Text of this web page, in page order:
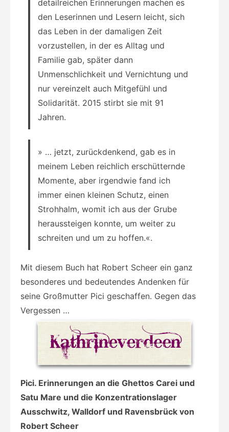
detailreichen Erinnerungen machen es
den Leserinnen und Lesern leicht, sich
das Leben in der damaligen Zeit
vorzustellen, in der es Alltag und
Familie gab, später dann
Unmenschlichkeit und Vernichtung und
nur vereinzelt auch Mitgefühl und
Solidarität. 2015 stirbt sie mit 91
Jahren.
» … jetzt, zurückdenkend, gab es in
meinem Leben reichlich erschütternde
Momente, aber irgendwie fand ich
immer einen kleinen Schutz, einen
Strohhalm, womit ich aus der Grube
heraussteigen konnte, um weiter zu
schreiten und um zu hoffen.«.
Mit diesem Buch hat Robert Scheer ein ganz
besonderes und bedeutendes Andenken für
seine Großmutter Pici geschaffen. Gegen das
Vergessen …
Pici. Erinnerungen an die Ghettos Carei und
Satu Mare und die Konzentrationslager
Ausschwitz, Walldorf und Ravensbrück von
Robert Scheer